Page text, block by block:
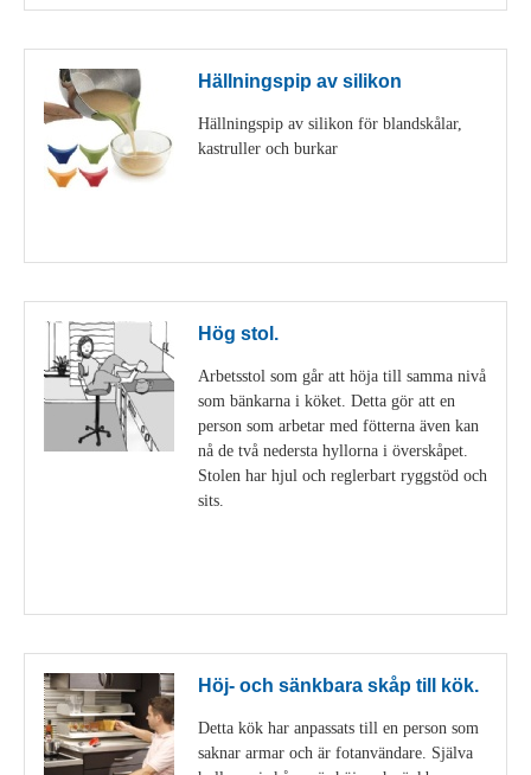
Hällningspip av silikon
Hällningspip av silikon för blandskålar,
kastruller och burkar
Hög stol.
Arbetsstol som går att höja till samma nivå
som bänkarna i köket. Detta gör att en
person som arbetar med fötterna även kan
nå de två nedersta hyllorna i överskåpet.
Stolen har hjul och reglerbart ryggstöd och
sits.
Höj- och sänkbara skåp till kök.
Detta kök har anpassats till en person som
saknar armar och är fotanvändare. Själva